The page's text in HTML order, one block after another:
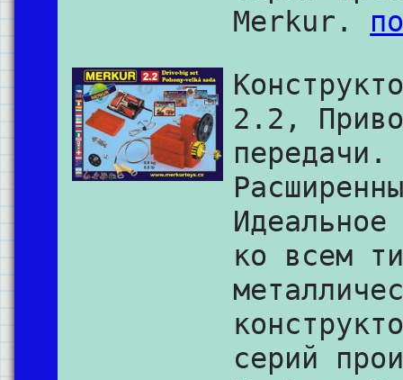
Merkur.
2.2,
передачи.
Идеальное
ко всем
серий